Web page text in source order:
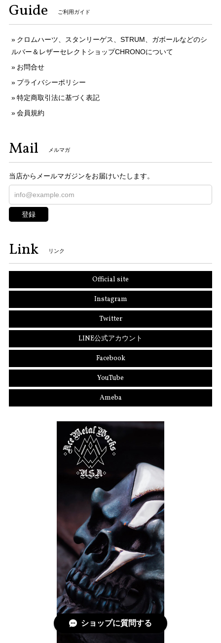
Guide ご利用ガイド
クロムハーツ、スタンリーゲス、STRUM、ガボールなどのシ
ルバー＆レザーセレクトショップCHRONOについて
お問合せ
プライバシーポリシー
特定商取引法に基づく表記
会員規約
Mail メルマガ
当店からメールマガジンをお届けいたします。
登録
Link リンク
Official site
Instagram
Twitter
LINE公式アカウント
Facebook
YouTube
Ameba
ショップに質問する